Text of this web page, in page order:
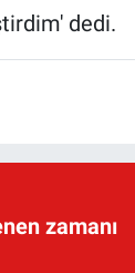
dedi.
zamanı